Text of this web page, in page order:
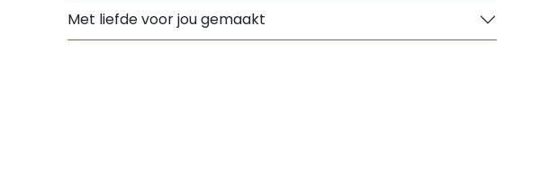
Met liefde voor jou gemaakt